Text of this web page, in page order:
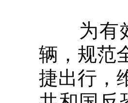
为有效
辆，规范
捷出行，